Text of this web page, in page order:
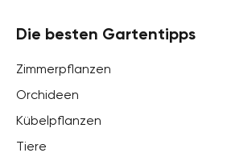
Die besten Gartentipps
Zimmerpflanzen
Orchideen
Kübelpflanzen
Tiere